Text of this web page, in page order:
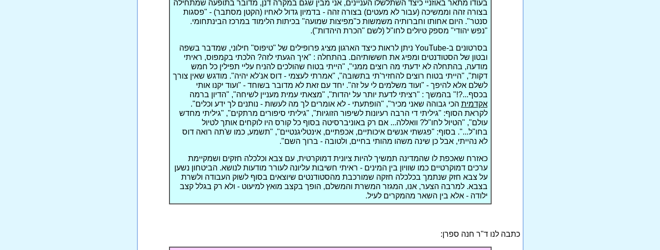
בעודו מתאר באוזניי כיצד השתלשלו העניינים, אני מבין שגם במקרה דנן, מדובר בתופעה שמתחילה
בצורה זהה וממשיכה (עבור לא מעטים) בצורה זהה - בדמיון גדול לאחיו (הקטן מסתבר) - "פסגות
סנטר". היום אחותו וחברותיה משמשות כ"מפיצות שמועה" בכיתות הלימוד במרכז הבינתחומי.
"נפש יהודי" מספק טיולים לחו"ל (לשם "הכרת היהדות").
בסרטונים ב-YouTube ניתן לראות כיצד הארגון מציג פרופילים של "טיפוס" חילוני, שמדבר בשפה
ובטון של הסטודנטים ומפיג את חששותיהם. בהתחלה : "איך הגעתי לזה? הלכתי בקמפוס, ראיתי
מודעה, בהתחלה לא ידעתי מה רוצים ממני", "הייתי בטוח שהולכים להניח עליי תפילין כל חמש
דקות", "הייתי בטוח רוצים להחזיר'תי בתשובה", "אמרתי לעצמי - דוס אנ'לא יהיה". מודגש שאין צורך
לשלם אלא להיפך - "ועוד משלמים לי על זה". יחד עם זאת לא מדובר בשוחד - "ועוד יקנו אותי
בכסף...?!" בהמשך : "רציתי לדעת יותר על יהדות", "מצאתי עמית מעניין לשיחה", "הדיון ברמה
אקדמית הכי גבוהה שאני מכיר", "הופתעתי - לא אומרים לך מה לעשות - נותנים לך ידע וכלים".
לקראת הסוף: "גיליתי די הרבה רעיונות לשיפור הזוגיות", "גיליתי סיפורים מרתקים", "גיליתי מחדש
עולם", "הטיול לחו"ל? וואללה... אם רק באוניברסיטה בסוף כל קורס היו לוקחים אותך לטיול
בחו"ל...". בסוף: "פגשתי אנשים איכותיים, אכפתיים, אינטליגנטיים", "תשמע, כמו ש'תה רואה דוס
לא נהייתי, אבל כן שינה משהו מהותי בחיים, ולטובה - ברוך השם".
כאזרח שאכפת לו שהמדינה תמשיך להיות ציונית דמוקרטית, עם צבא וכלכלה חזקים ושמקיימת
ערכים דמוקרטיים כמו שוויון בין המינים - ראיתי חשיבות עליונה לעורר מודעות לנושא. הביטחון נשען
על צבא חזק שנתמך בכלכלה חזקה שמורכבת מהסטודנטים שיוצאים בסוף לשוק העבודה ולשרת
בצבא. למרבה הצער, אנו, המגזר המשרת והמשלם, הופך בקצב מואץ למיעוט - ולא רק בגלל קצב
ילודה - אלא בין השאר מהמקרים לעיל.
כתבה לנו ד"ר חנה ספרן: